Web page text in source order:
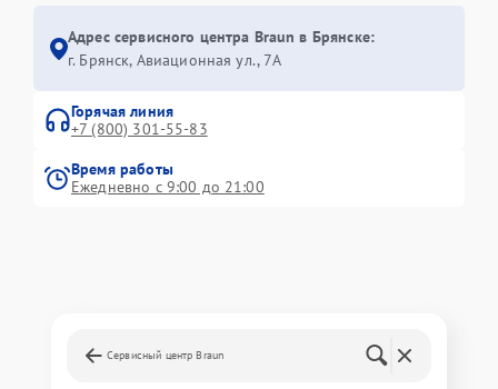
Адрес сервисного центра Braun в Брянске:
г. Брянск, Авиационная ул., 7А
Горячая линия
+7 (800) 301-55-83
Время работы
Ежедневно с 9:00 до 21:00
Сервисный центр Braun